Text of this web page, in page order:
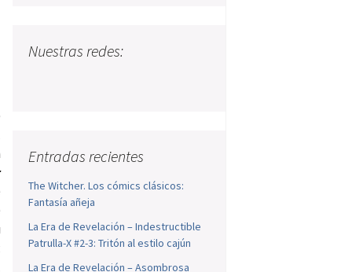
Nuestras redes:
Entradas recientes
The Witcher. Los cómics clásicos:
Fantasía añeja
La Era de Revelación – Indestructible
Patrulla-X #2-3: Tritón al estilo cajún
La Era de Revelación – Asombrosa